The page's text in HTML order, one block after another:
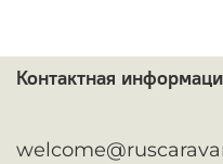
Контактная